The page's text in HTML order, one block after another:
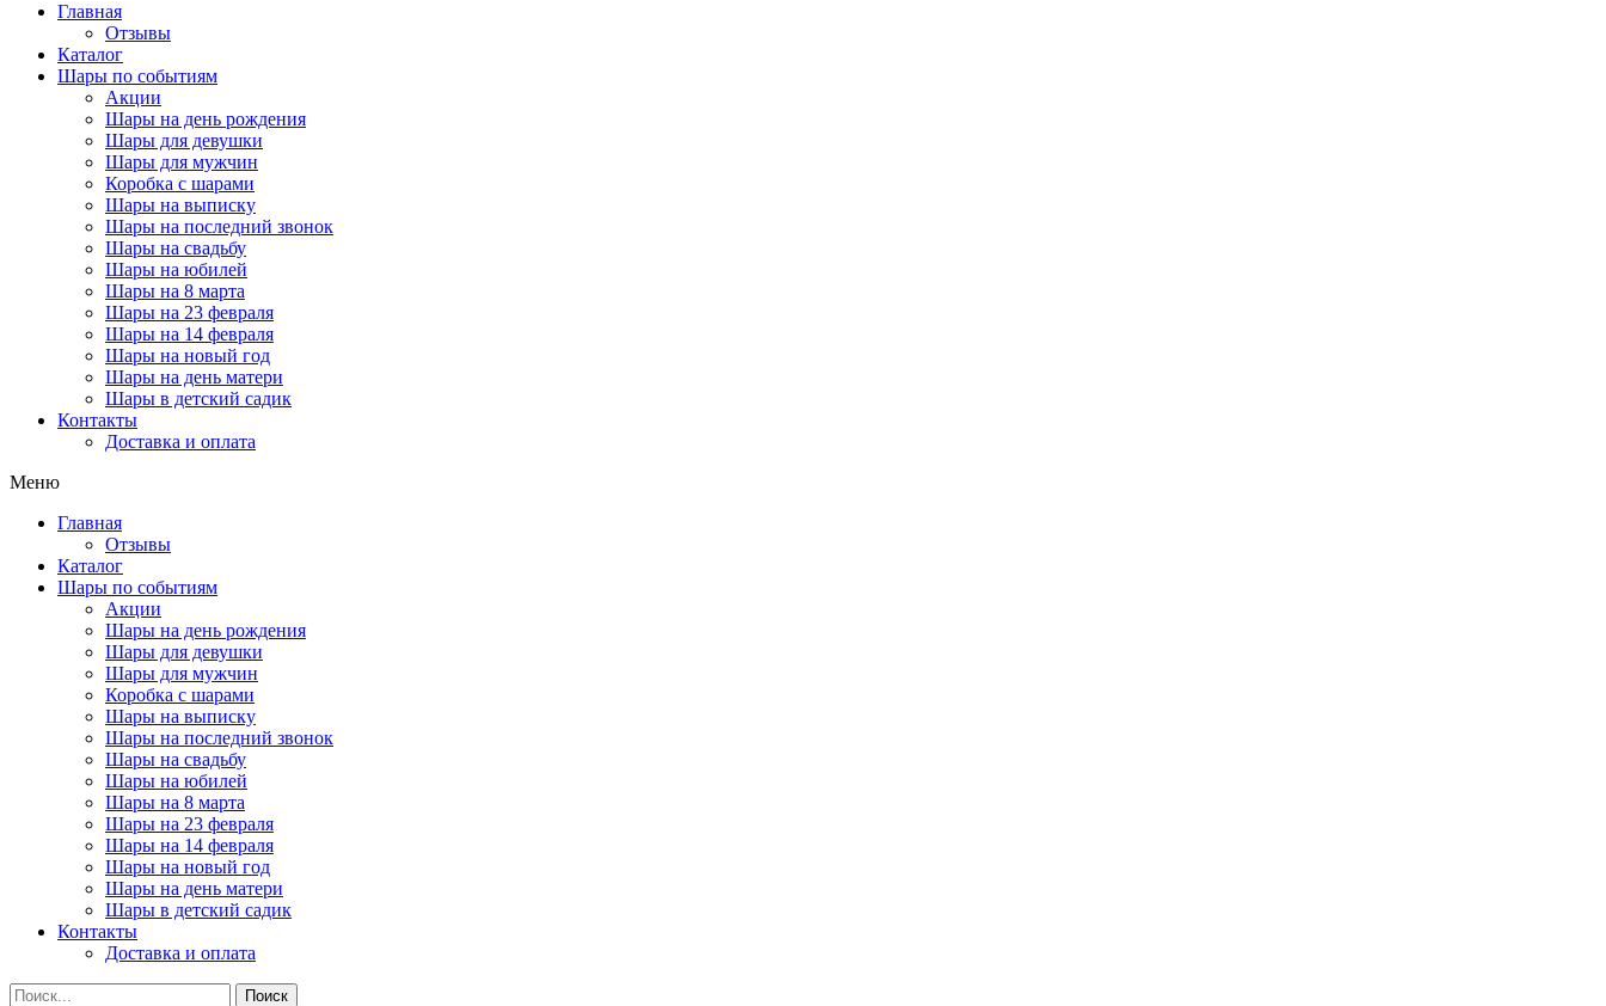
Главная
Отзывы
Каталог
Шары по событиям
Акции
Шары на день рождения
Шары для девушки
Шары для мужчин
Коробка с шарами
Шары на выписку
Шары на последний звонок
Шары на свадьбу
Шары на юбилей
Шары на 8 марта
Шары на 23 февраля
Шары на 14 февраля
Шары на новый год
Шары на день матери
Шары в детский садик
Контакты
Доставка и оплата
Меню
Главная
Отзывы
Каталог
Шары по событиям
Акции
Шары на день рождения
Шары для девушки
Шары для мужчин
Коробка с шарами
Шары на выписку
Шары на последний звонок
Шары на свадьбу
Шары на юбилей
Шары на 8 марта
Шары на 23 февраля
Шары на 14 февраля
Шары на новый год
Шары на день матери
Шары в детский садик
Контакты
Доставка и оплата
Поиск